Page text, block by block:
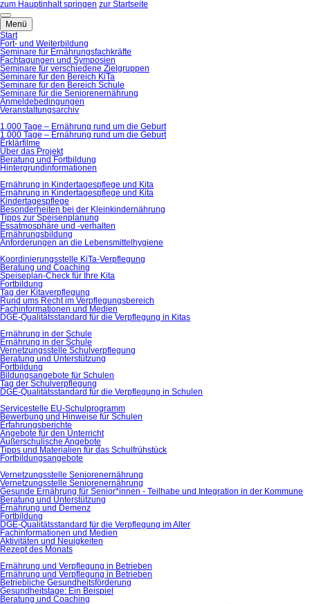
zum Hauptinhalt springen zur Startseite
Menü
Start
Fort- und Weiterbildung
Seminare für Ernährungsfachkräfte
Fachtagungen und Symposien
Seminare für verschiedene Zielgruppen
Seminare für den Bereich KiTa
Seminare für den Bereich Schule
Seminare für die Seniorenernährung
Anmeldebedingungen
Veranstaltungsarchiv
1.000 Tage – Ernährung rund um die Geburt
1.000 Tage – Ernährung rund um die Geburt
Erklärfilme
Über das Projekt
Beratung und Fortbildung
Hintergrundinformationen
Ernährung in Kindertagespflege und Kita
Ernährung in Kindertagespflege und Kita
Kindertagespflege
Besonderheiten bei der Kleinkindernährung
Tipps zur Speisenplanung
Essatmosphäre und -verhalten
Ernährungsbildung
Anforderungen an die Lebensmittelhygiene
Koordinierungsstelle KiTa-Verpflegung
Beratung und Coaching
Speiseplan-Check für Ihre Kita
Fortbildung
Tag der Kitaverpflegung
Rund ums Recht im Verpflegungsbereich
Fachinformationen und Medien
DGE-Qualitätsstandard für die Verpflegung in Kitas
Ernährung in der Schule
Ernährung in der Schule
Vernetzungsstelle Schulverpflegung
Beratung und Unterstützung
Fortbildung
Bildungsangebote für Schulen
Tag der Schulverpflegung
DGE-Qualitätsstandard für die Verpflegung in Schulen
Servicestelle EU-Schulprogramm
Bewerbung und Hinweise für Schulen
Erfahrungsberichte
Angebote für den Unterricht
Außerschulische Angebote
Tipps und Materialien für das Schulfrühstück
Fortbildungsangebote
Vernetzungsstelle Seniorenernährung
Vernetzungsstelle Seniorenernährung
Gesunde Ernährung für Senior*innen - Teilhabe und Integration in der Kommune
Beratung und Unterstützung
Ernährung und Demenz
Fortbildung
DGE-Qualitätsstandard für die Verpflegung im Alter
Fachinformationen und Medien
Aktivitäten und Neuigkeiten
Rezept des Monats
Ernährung und Verpflegung in Betrieben
Ernährung und Verpflegung in Betrieben
Betriebliche Gesundheitsförderung
Gesundheitstage: Ein Beispiel
Beratung und Coaching